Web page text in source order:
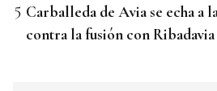
Carballeda de Avia se echa a
contra la fusión con Ribadavia